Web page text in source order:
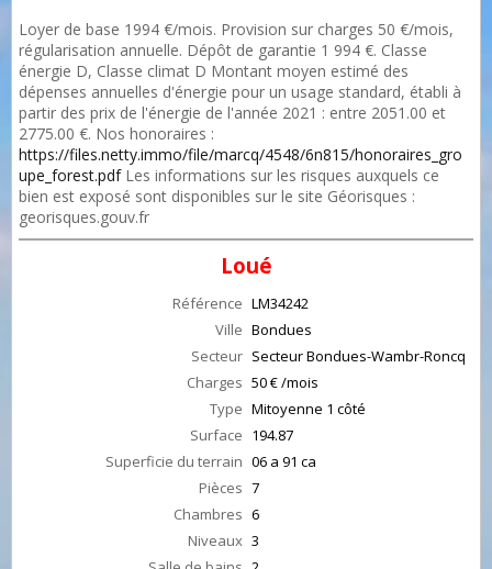
Loyer de base 1994 €/mois. Provision sur charges 50 €/mois,
régularisation annuelle. Dépôt de garantie 1 994 €. Classe
énergie D, Classe climat D Montant moyen estimé des
dépenses annuelles d'énergie pour un usage standard, établi à
partir des prix de l'énergie de l'année 2021 : entre 2051.00 et
2775.00 €. Nos honoraires :
https://files.netty.immo/file/marcq/4548/6n815/honoraires_gro
upe_forest.pdfLes informations sur les risques auxquels ce
bien est exposé sont disponibles sur le site Géorisques :
georisques.gouv.fr
Loué
Référence LM34242
Ville Bondues
Secteur Secteur Bondues-Wambr-Roncq
Charges 50 € /mois
Type Mitoyenne 1 côté
Surface 194.87
Superficie du terrain 06 a 91 ca
Pièces 7
Chambres 6
Niveaux 3